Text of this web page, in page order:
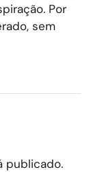
Por
sem
publicado.